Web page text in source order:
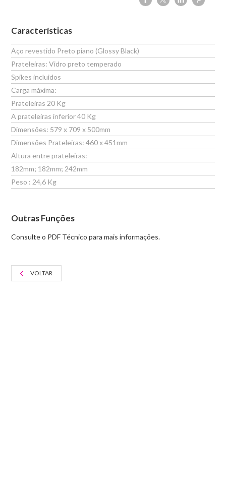
Características
Aço revestido Preto piano (Glossy Black)
Prateleiras: Vidro preto temperado
Spikes incluidos
Carga máxima:
Prateleiras 20 Kg
A prateleiras inferior 40 Kg
Dimensões: 579 x 709 x 500mm
Dimensões Prateleiras: 460 x 451mm
Altura entre prateleiras:
182mm; 182mm; 242mm
Peso : 24,6 Kg
Outras Funções
Consulte o PDF Técnico para mais informações.
VOLTAR